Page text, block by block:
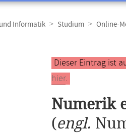
Informatik Studium Online-
Hauptinhalt
Dieser Eintrag ist
hier.
Numerik
(engl.